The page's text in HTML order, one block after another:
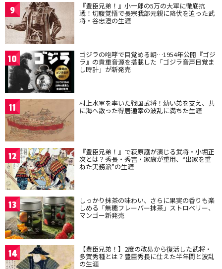
9 『豊臣兄弟！』小一郎の5万の大軍に徹底抗
戦！切腹覚悟で長宗我部元親に降伏を迫った武
将・谷忠澄の生涯
10 ゴジラの咆哮で目覚める朝…1954年公開『ゴジ
ラ』の貴重音源を搭載した「ゴジラ音声目覚ま
し時計」が新発売
11 村上水軍を率いた戦国武将！幼い弟を支え、共
に海へ散った得居通幸の波乱に満ちた生涯
12 『豊臣兄弟！』で萩原護が演じる武将・小堀正
次とは？秀長・秀吉・家康が重用、“出家を重
ねた実務派”の生涯
13 しっかり抹茶の味わい、さらに果実の香りも楽
しめる「無糖フレーバー抹茶」ストロベリー、
マンゴー新発売
14 【豊臣兄弟！】2度の改易から復活した武将・
多賀秀種とは？豊臣秀長に仕えた半年間と波乱
の生涯